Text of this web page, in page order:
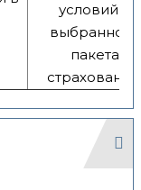
условий и
выбранного
пакета
страхования.